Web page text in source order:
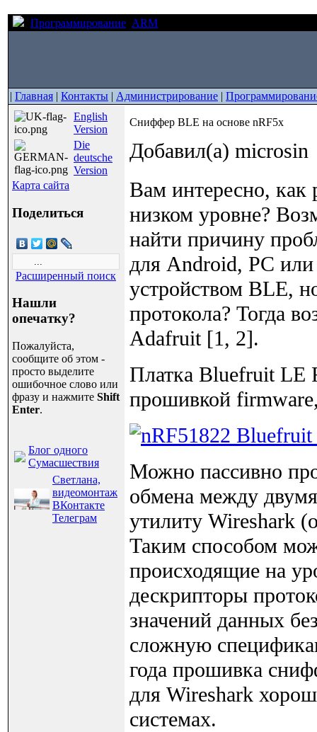
Программирование ARM
| Главная | Контакты | Администрирование |
English
Version
Die
deutsche
Version
Карта сайта
Поделиться
Расширенный поиск
Нашли
опечатку?
Пожалуйста,
сообщите об этом -
просто выделите
ошибочное слово или
фразу и нажмите Shift
Enter.
Блог одного
Сумасшествия
Светлана,
видеомонтаж
ВКонтакте
Телеграм
Сниффер BLE на основе nRF5x
Добавил(а) microsin
Вам интересно, как
низком уровне?
найти причину
для Android, PC или
устройством BLE,
протокола? Тогда
Adafruit [1, 2].
Платка Bluefruit LE
прошивкой
Можно пассивно
обмена между
утилиту Wireshark
Таким способом
происходящие на
дескрипторы
значений данных
сложную
года прошивка
для Wireshark
системах.